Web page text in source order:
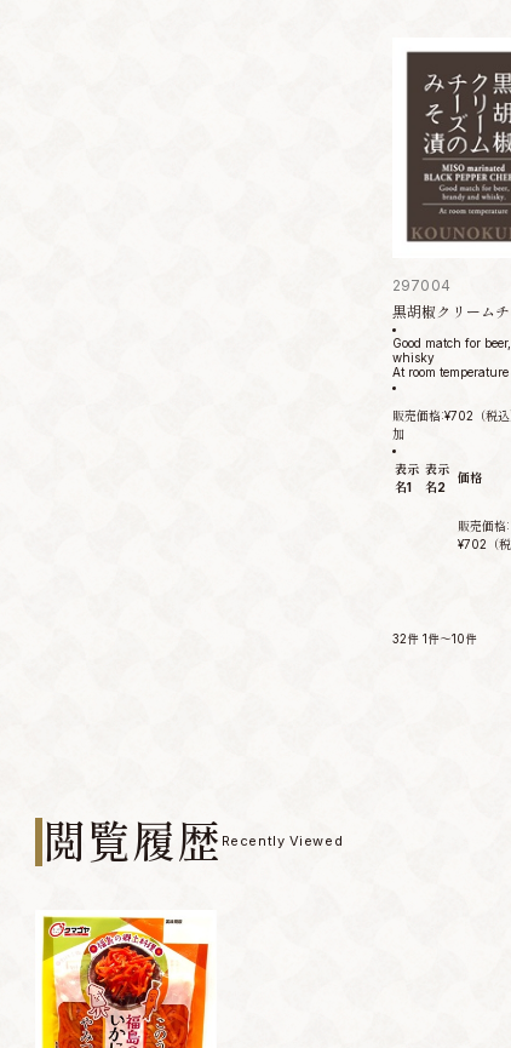
297004
黒胡椒クリーム
Good match for
whisky
At room temperature
販売価格:¥702 （税込
加
表示
名1
表示
名2
価格
販売価格:
¥702 （
32件 1件～10件
閲覧履歴 Recently Viewed